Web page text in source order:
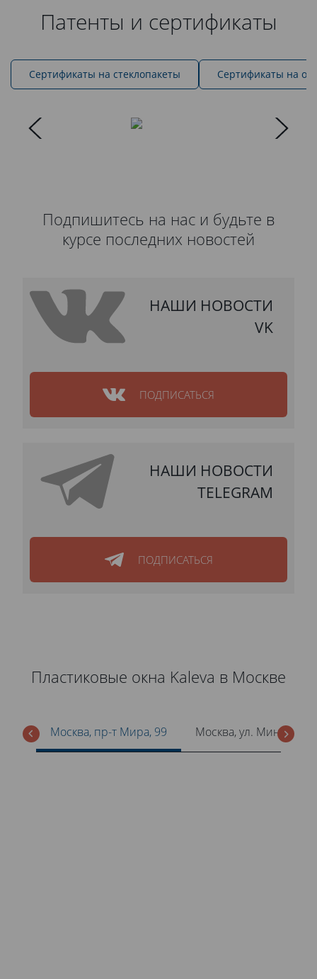
Патенты и сертификаты
Cертификаты на стеклопакеты Сертификаты на
Подпишитесь на нас и будьте в
курсе последних новостей
НАШИ НОВОСТИ
VK
ПОДПИСАТЬСЯ
НАШИ НОВОСТИ
TELEGRAM
ПОДПИСАТЬСЯ
Пластиковые окна Kaleva в Москве
Москва, пр-т Мира, 99 Москва, ул. Минская,